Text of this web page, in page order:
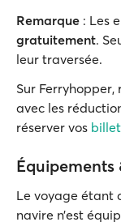
Remarque : Les
gratuitement.
leur traversée.
Sur Ferryhopper,
avec les
réserver vos
Le voyage étant
navire n’est